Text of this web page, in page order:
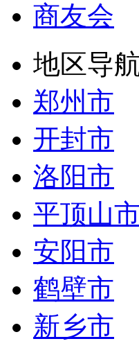
商友会
地区导
郑州市
开封市
洛阳市
平顶山
安阳市
鹤壁市
新乡市